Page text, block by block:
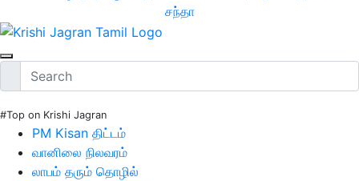
சந்தா
#Top on Krishi Jagran
PM Kisan திட்டம்
வானிலை நிலவரம்
லாபம் தரும் தொழில்